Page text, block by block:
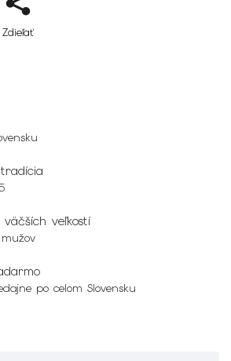
Zdieľať
väčších veľkostí
po celom Slovensku